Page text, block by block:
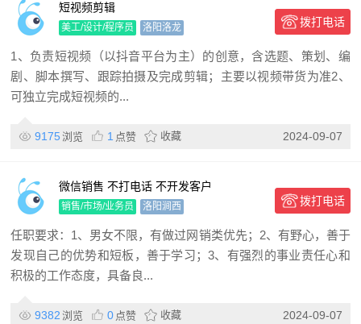
短视频剪辑
美工/设计/程序员 洛阳洛龙 拨打电话
1、负责短视频（以抖音平台为主）的创意，含选题、策划、编
剧、脚本撰写、跟踪拍摄及完成剪辑；主要以视频带货为准2、
可独立完成短视频的...
9175 浏览 1 点赞 收藏 2024-09-07
微信销售 不打电话 不开发客户
销售/市场/业务员 洛阳涧西 拨打电话
任职要求：1、男女不限，有做过网销类优先；2、有野心，善于
发现自己的优势和短板，善于学习；3、有强烈的事业责任心和
积极的工作态度，具备良...
9382 浏览 0 点赞 收藏 2024-09-07